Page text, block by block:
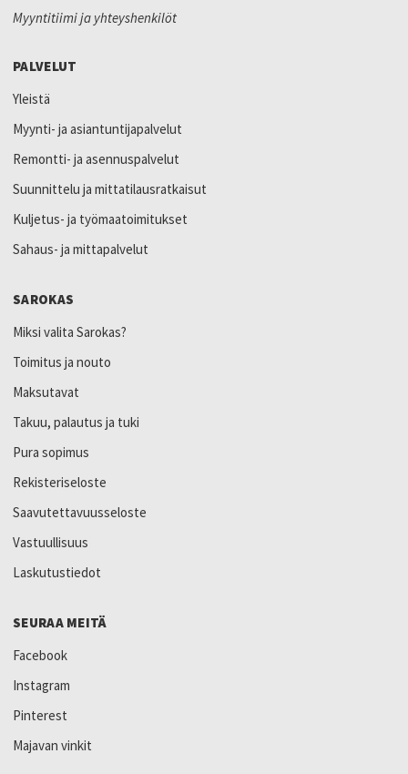
Myyntitiimi ja yhteyshenkilöt
PALVELUT
Yleistä
Myynti- ja asiantuntijapalvelut
Remontti- ja asennuspalvelut
Suunnittelu ja mittatilausratkaisut
Kuljetus- ja työmaatoimitukset
Sahaus- ja mittapalvelut
SAROKAS
Miksi valita Sarokas?
Toimitus ja nouto
Maksutavat
Takuu, palautus ja tuki
Pura sopimus
Rekisteriseloste
Saavutettavuusseloste
Vastuullisuus
Laskutustiedot
SEURAA MEITÄ
Facebook
Instagram
Pinterest
Majavan vinkit